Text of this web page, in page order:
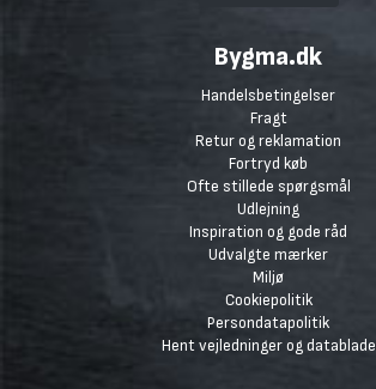
Bygma.dk
Handelsbetingelser
Fragt
Retur og reklamation
Fortryd køb
Ofte stillede spørgsmål
Udlejning
Inspiration og gode råd
Udvalgte mærker
Miljø
Cookiepolitik
Persondatapolitik
Hent vejledninger og datablade